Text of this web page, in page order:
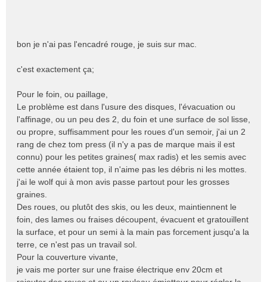
bon je n'ai pas l'encadré rouge, je suis sur mac.
c'est exactement ça;
Pour le foin, ou paillage,
Le problème est dans l'usure des disques, l'évacuation ou
l'affinage, ou un peu des 2, du foin et une surface de sol lisse,
ou propre, suffisamment pour les roues d'un semoir, j'ai un 2
rang de chez tom press (il n'y a pas de marque mais il est
connu) pour les petites graines( max radis) et les semis avec
cette année étaient top, il n'aime pas les débris ni les mottes.
j'ai le wolf qui à mon avis passe partout pour les grosses
graines.
Des roues, ou plutôt des skis, ou les deux, maintiennent le
foin, des lames ou fraises découpent, évacuent et gratouillent
la surface, et pour un semi à la main pas forcement jusqu'a la
terre, ce n'est pas un travail sol.
Pour la couverture vivante,
je vais me porter sur une fraise électrique env 20cm et